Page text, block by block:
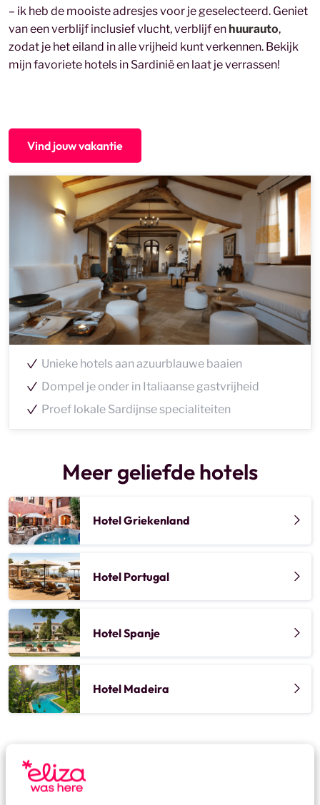
– ik heb de mooiste adresjes voor je geselecteerd. Geniet
van een verblijf inclusief vlucht, verblijf en huurauto,
zodat je het eiland in alle vrijheid kunt verkennen. Bekijk
mijn favoriete hotels in Sardinië en laat je verrassen!
Vind jouw vakantie
Unieke hotels aan azuurblauwe baaien
Dompel je onder in Italiaanse gastvrijheid
Proef lokale Sardijnse specialiteiten
Meer geliefde hotels
Hotel Griekenland
Hotel Portugal
Hotel Spanje
Hotel Madeira